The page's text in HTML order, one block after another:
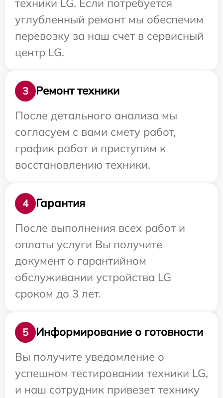
техники LG. Если потребуется
углубленный ремонт мы обеспечим
перевозку за наш счет в сервисный
центр LG.
3
Ремонт техники
После детального анализа мы
согласуем с вами смету работ,
график работ и приступим к
восстановлению техники.
4
Гарантия
После выполнения всех работ и
оплаты услуги Вы получите
документ о гарантийном
обслуживании устройства LG
сроком до 3 лет.
5
Информирование о готовности
Вы получите уведомление о
успешном тестировании техники LG,
и наш сотрудник привезет технику